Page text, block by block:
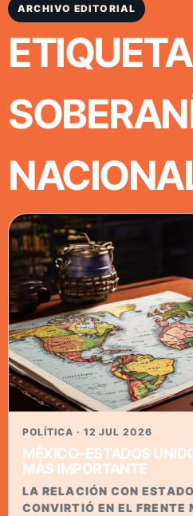
ARCHIVO EDITORIAL
POLÍTICA · 12 JUL 2026
MÉXICO–ESTADOS
MÁS IMPORTANTE
LA RELACIÓN CON
CONVIRTIÓ EN EL FRENTE